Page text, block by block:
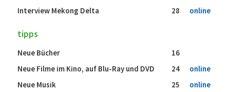
Interview Mekong Delta
28 online
tipps
Neue Bücher
16
Neue Filme im Kino, auf Blu-Ray und DVD
24
online
Neue Musik
25
online